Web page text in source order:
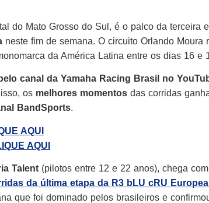
do Mato Grosso do Sul, é o palco da terceira
neste fim de semana. O circuito Orlando Moura
da América Latina entre os dias 16 e
canal da Yamaha Racing Brasil no
os melhores momentos das corridas
BandSports.
AQUI
AQUI
Talent (pilotos entre 12 e 22 anos), chega
da última etapa da R3 bLU cRU
que foi dominado pelos brasileiros e